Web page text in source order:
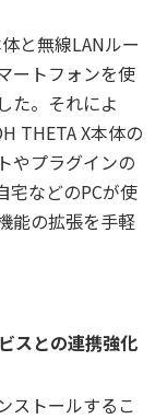
と無線LANルー
ートフォンを使
た。それによ
THETA X本体の
やプラグインの
宅などのPCが使
能の拡張を手軽
スとの連携強化
トールするこ